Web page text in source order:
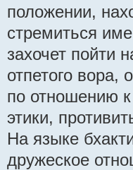
положении,
стремиться
захочет пойти
отпетого вора,
по отношению
этики,
На языке
дружеское